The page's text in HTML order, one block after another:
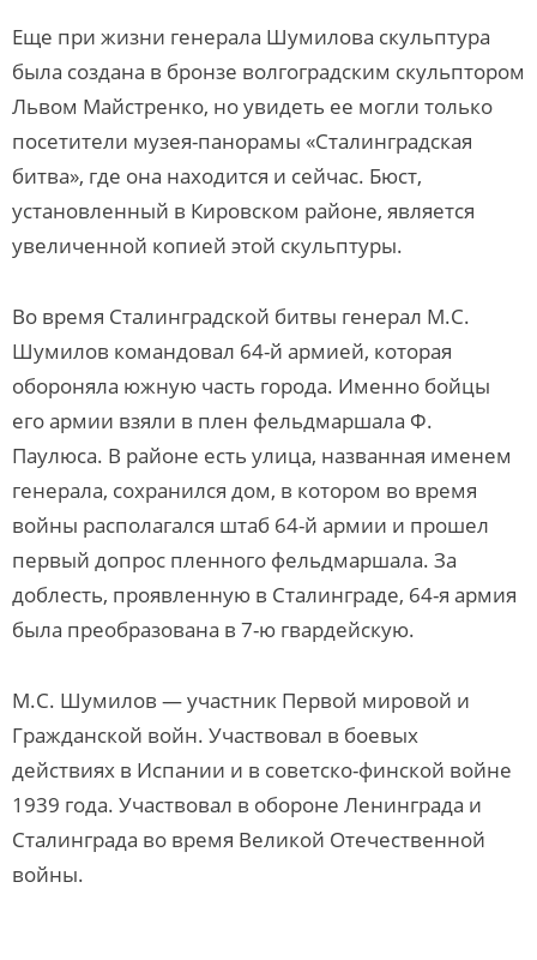
Еще при жизни генерала Шумилова скульптура
была создана в бронзе волгоградским скульптором
Львом Майстренко, но увидеть ее могли только
посетители музея-панорамы «Сталинградская
битва», где она находится и сейчас. Бюст,
установленный в Кировском районе, является
увеличенной копией этой скульптуры.
Во время Сталинградской битвы генерал М.С.
Шумилов командовал 64-й армией, которая
обороняла южную часть города. Именно бойцы
его армии взяли в плен фельдмаршала Ф.
Паулюса. В районе есть улица, названная именем
генерала, сохранился дом, в котором во время
войны располагался штаб 64-й армии и прошел
первый допрос пленного фельдмаршала. За
доблесть, проявленную в Сталинграде, 64-я армия
была преобразована в 7-ю гвардейскую.
М.С. Шумилов — участник Первой мировой и
Гражданской войн. Участвовал в боевых
действиях в Испании и в советско-финской войне
1939 года. Участвовал в обороне Ленинграда и
Сталинграда во время Великой Отечественной
войны.